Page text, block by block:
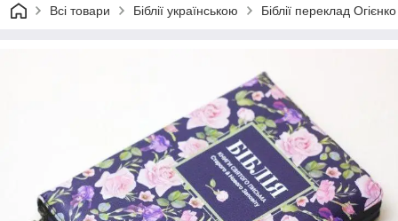
Всі товари Біблії українською Біблії переклад Огієнко